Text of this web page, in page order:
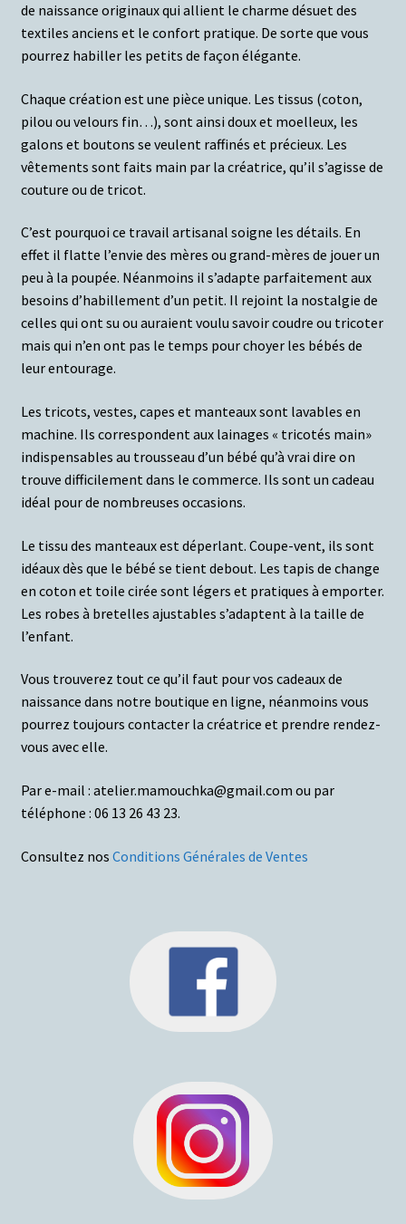
de naissance originaux qui allient le charme désuet des
textiles anciens et le confort pratique. De sorte que vous
pourrez habiller les petits de façon élégante.
Chaque création est une pièce unique. Les tissus (coton,
pilou ou velours fin…), sont ainsi doux et moelleux, les
galons et boutons se veulent raffinés et précieux. Les
vêtements sont faits main par la créatrice, qu’il s’agisse de
couture ou de tricot.
C’est pourquoi ce travail artisanal soigne les détails. En
effet il flatte l’envie des mères ou grand-mères de jouer un
peu à la poupée. Néanmoins il s’adapte parfaitement aux
besoins d’habillement d’un petit. Il rejoint la nostalgie de
celles qui ont su ou auraient voulu savoir coudre ou tricoter
mais qui n’en ont pas le temps pour choyer les bébés de
leur entourage.
Les tricots, vestes, capes et manteaux sont lavables en
machine. Ils correspondent aux lainages « tricotés main»
indispensables au trousseau d’un bébé qu’à vrai dire on
trouve difficilement dans le commerce. Ils sont un cadeau
idéal pour de nombreuses occasions.
Le tissu des manteaux est déperlant. Coupe-vent, ils sont
idéaux dès que le bébé se tient debout. Les tapis de change
en coton et toile cirée sont légers et pratiques à emporter.
Les robes à bretelles ajustables s’adaptent à la taille de
l’enfant.
Vous trouverez tout ce qu’il faut pour vos cadeaux de
naissance dans notre boutique en ligne, néanmoins vous
pourrez toujours contacter la créatrice et prendre rendez-
vous avec elle.
Par e-mail : atelier.mamouchka@gmail.com ou par
téléphone : 06 13 26 43 23.
Consultez nos Conditions Générales de Ventes